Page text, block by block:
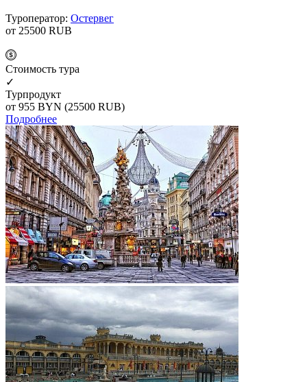
Туроператор: Остервег
от 25500 RUB
Cтоимость тура
✓
Турпродукт
от 955 BYN (25500 RUB)
Подробнее